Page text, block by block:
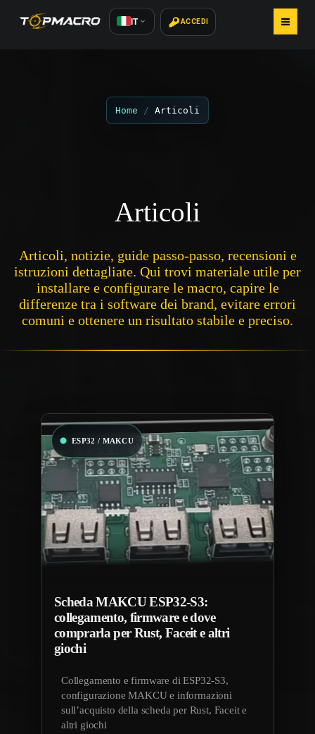
IT ACCEDI
ACQUISTA MACRO
Home Articoli
Articoli
Articoli, notizie, guide passo-passo, recensioni e
istruzioni dettagliate. Qui trovi materiale utile per
installare e configurare le macro, capire le
differenze tra i software dei brand, evitare errori
comuni e ottenere un risultato stabile e preciso.
Scheda MAKCU ESP32-S3:
collegamento, firmware e dove
comprarla per Rust, Faceit e altri
giochi
Collegamento e firmware di ESP32-S3,
configurazione MAKCU e informazioni
sull’acquisto della scheda per Rust, Faceit e
altri giochi